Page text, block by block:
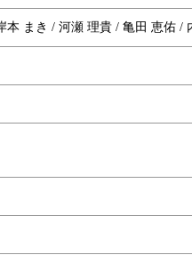
本 まき / 河瀬 理貴 / 亀田 恵佑